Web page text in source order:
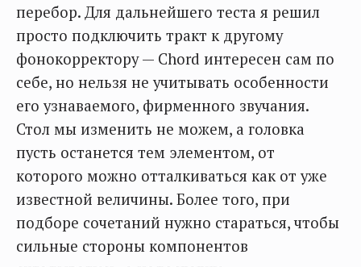
перебор. Для дальнейшего теста я решил
просто подключить тракт к другому
фонокорректору — Chord интересен сам по
себе, но нельзя не учитывать особенности
его узнаваемого, фирменного звучания.
Стол мы изменить не можем, а головка
пусть останется тем элементом, от
которого можно отталкиваться как от уже
известной величины. Более того, при
подборе сочетаний нужно стараться, чтобы
сильные стороны компонентов